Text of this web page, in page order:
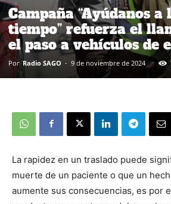
Campaña “Ayúdanos a
tiempo” refuerza el
el paso a vehículos de
Por Radio SAGO - 9 de noviembre de 2024
La rapidez en un traslado puede
muerte de un paciente o que un
aumente sus consecuencias, es por